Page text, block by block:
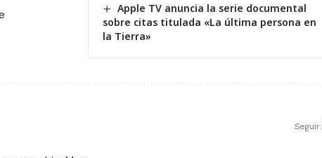
Apple TV anuncia la serie documental
sobre citas titulada «La última persona en
la Tierra»
Seguir: